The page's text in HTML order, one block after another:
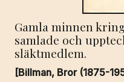
Gamla minnen
samlade och
släktmedlem.
[Billman, Bror (1875-